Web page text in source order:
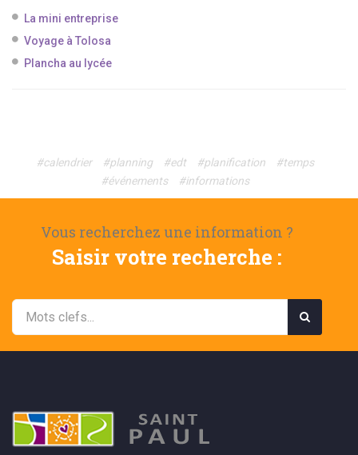
La mini entreprise
Voyage à Tolosa
Plancha au lycée
#calendrier #planning #edt #planification
#temps
#événements
#informations
Vous recherchez une information ?
Saisir votre recherche :